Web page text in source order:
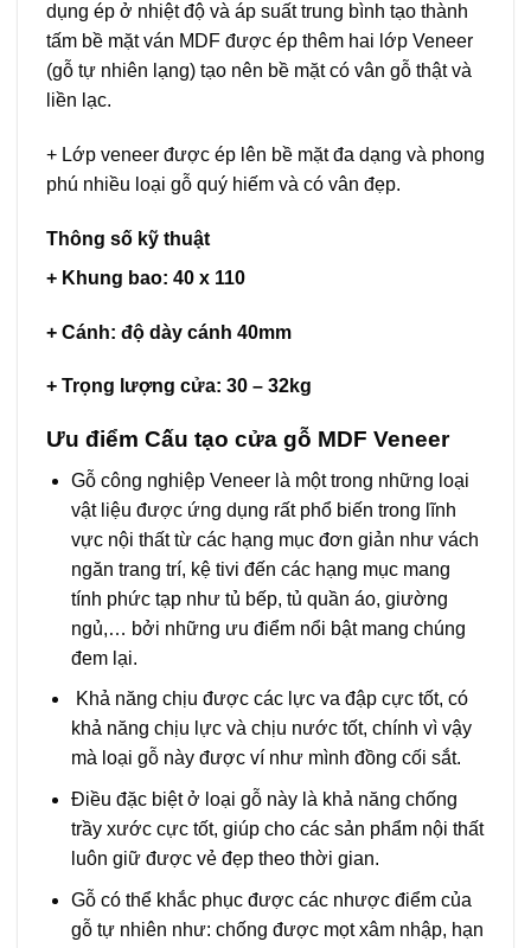
dụng ép ở nhiệt độ và áp suất trung bình tạo thành
tấm bề mặt ván MDF được ép thêm hai lớp Veneer
(gỗ tự nhiên lạng) tạo nên bề mặt có vân gỗ thật và
liền lạc.
+ Lớp veneer được ép lên bề mặt đa dạng và phong
phú nhiều loại gỗ quý hiếm và có vân đẹp.
Thông số kỹ thuật
+ Khung bao: 40 x 110
+ Cánh: độ dày cánh 40mm
+ Trọng lượng cửa: 30 – 32kg
Ưu điểm Cấu tạo cửa gỗ MDF Veneer
Gỗ công nghiệp Veneer là một trong những loại
vật liệu được ứng dụng rất phổ biến trong lĩnh
vực nội thất từ các hạng mục đơn giản như vách
ngăn trang trí, kệ tivi đến các hạng mục mang
tính phức tạp như tủ bếp, tủ quần áo, giường
ngủ,… bởi những ưu điểm nổi bật mang chúng
đem lại.
Khả năng chịu được các lực va đập cực tốt, có
khả năng chịu lực và chịu nước tốt, chính vì vậy
mà loại gỗ này được ví như mình đồng cối sắt.
Điều đặc biệt ở loại gỗ này là khả năng chống
trầy xước cực tốt, giúp cho các sản phẩm nội thất
luôn giữ được vẻ đẹp theo thời gian.
Gỗ có thể khắc phục được các nhược điểm của
gỗ tự nhiên như: chống được mọt xâm nhập, hạn